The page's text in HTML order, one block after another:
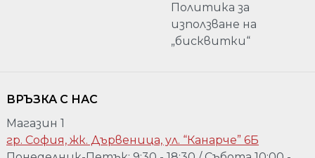
Политика за
използване на
„бисквитки“
ВРЪЗКА С НАС
Магазин 1
гр. София, жк. Дървеница, ул. “Канарче” 6Б